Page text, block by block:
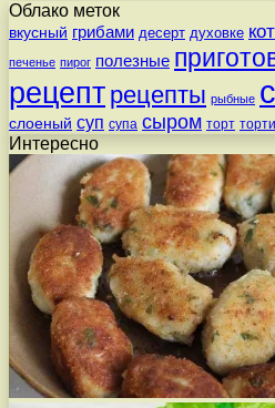
Облако меток
вкусный грибами десерт духовке
печенье пирог полезные
рецепт рецепты рыбные
слоеный суп супа сыром торт
Интересно